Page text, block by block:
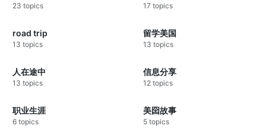
23 topics 17 topics
road trip
13 topics
留学美国
13 topics
人在途中
13 topics
信息分享
12 topics
职业生涯
6 topics
美囶故事
5 topics